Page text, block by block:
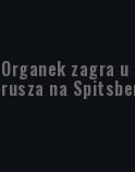
Organek zagra
rusza na